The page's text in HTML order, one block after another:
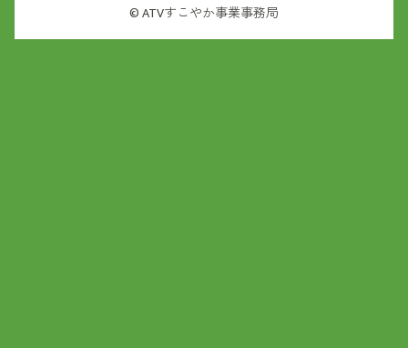
©ATVすこやか事業事務局